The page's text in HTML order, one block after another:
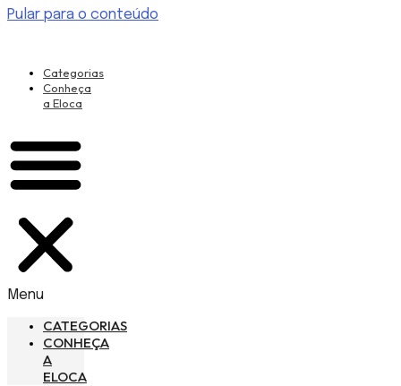
Pular para o conteúdo
Categorias
Conheça
a Eloca
Menu
CATEGORIAS
CONHEÇA
A
ELOCA